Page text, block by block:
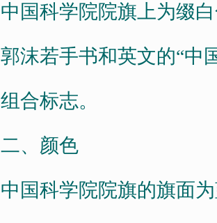
中国科学院院旗上为缀
郭沫若手书和英文的“中
组合标志。
二、颜色
中国科学院院旗的旗面